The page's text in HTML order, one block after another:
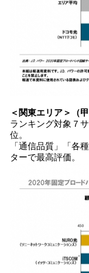
＜ 関東エリア＞ （
ランキング対象７
位。
「通信品質」「各
ターで最高評価。